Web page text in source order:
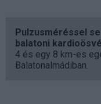
Pulzusméréssel
balatoni
4 és egy 8 km-es
Balatonalmádiban.